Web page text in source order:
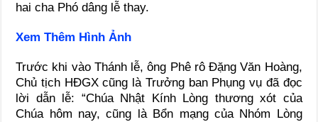
hai cha Phó dâng lễ thay.
Xem Thêm Hình Ảnh
Trước khi vào Thánh lễ, ông Phê rô Đặng Văn Hoàng,
Chủ tịch HĐGX cũng là Trưởng ban Phụng vụ đã đọc
lời dẫn lễ: “Chúa Nhật Kính Lòng thương xót của
Chúa hôm nay, cũng là Bổn mạng của Nhóm Lòng